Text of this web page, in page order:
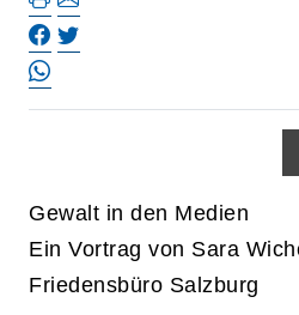
Gewalt in den Medien
Ein Vortrag von Sara
Friedensbüro Salzburg